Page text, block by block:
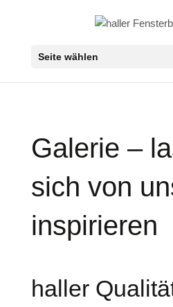
Seite wählen
Galerie –
sich von
inspirieren
haller